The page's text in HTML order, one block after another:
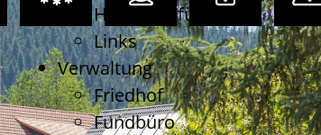
Haushaltsführung
Links
Verwaltung
Friedhof
Fundbüro